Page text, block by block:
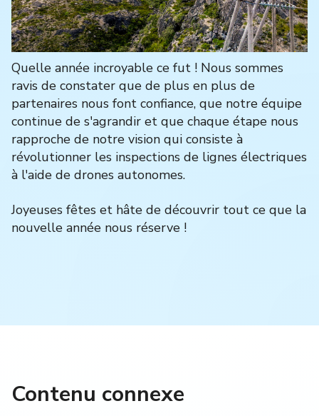
Quelle année incroyable ce fut ! Nous sommes
ravis de constater que de plus en plus de
partenaires nous font confiance, que notre équipe
continue de s'agrandir et que chaque étape nous
rapproche de notre vision qui consiste à
révolutionner les inspections de lignes électriques
à l'aide de drones autonomes.
Joyeuses fêtes et hâte de découvrir tout ce que la
nouvelle année nous réserve !
Contenu connexe